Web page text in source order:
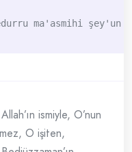
ma'asmihi
ismiyle, O’nun
O işiten,